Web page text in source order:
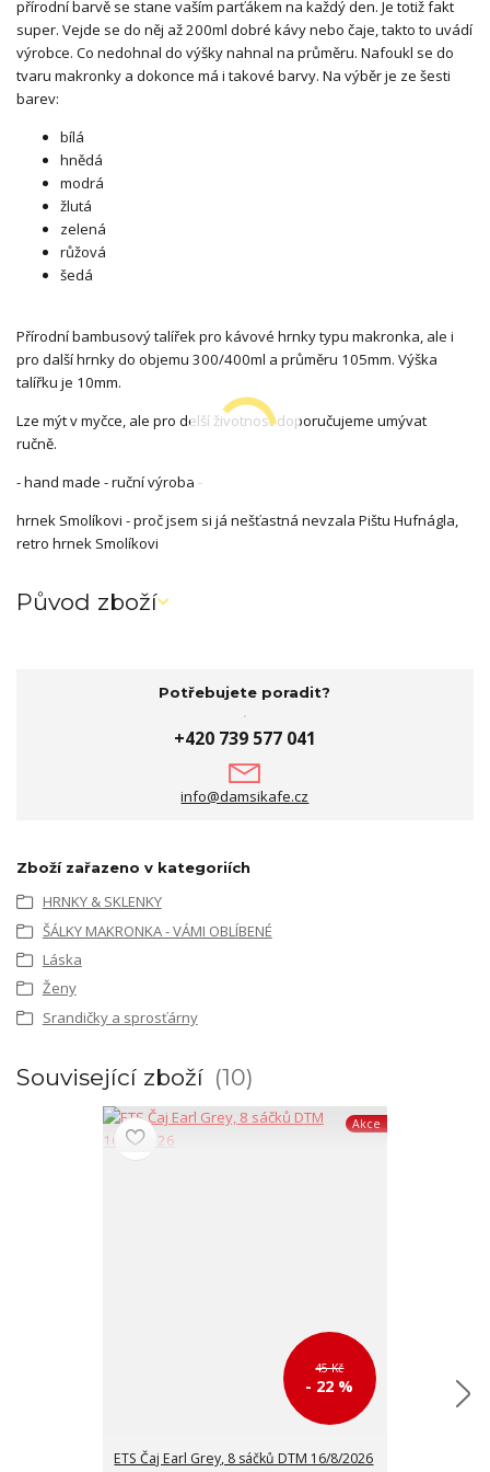
přírodní barvě se stane vaším parťákem na každý den. Je totiž fakt
super. Vejde se do něj až 200ml dobré kávy nebo čaje, takto to uvádí
výrobce. Co nedohnal do výšky nahnal na průměru. Nafoukl se do
tvaru makronky a dokonce má i takové barvy. Na výběr je ze šesti
barev:
bílá
hnědá
modrá
žlutá
zelená
růžová
šedá
Přírodní bambusový talířek pro kávové hrnky typu makronka, ale i
pro další hrnky do objemu 300/400ml a průměru 105mm. Výška
talířku je 10mm.
Lze mýt v myčce, ale pro delší životnost doporučujeme umývat
ručně.
- hand made - ruční výroba -
hrnek Smolíkovi - proč jsem si já nešťastná nevzala Pištu Hufnágla,
retro hrnek Smolíkovi
Původ zboží
Potřebujete poradit?
+420 739 577 041
info@damsikafe.cz
Zboží zařazeno v kategoriích
HRNKY & SKLENKY
ŠÁLKY MAKRONKA - VÁMI OBLÍBENÉ
Láska
Ženy
Srandičky a sprosťárny
Související zboží 10
Akce
45 Kč
- 22 %
ETS Čaj Earl Grey, 8 sáčků DTM 16/8/2026